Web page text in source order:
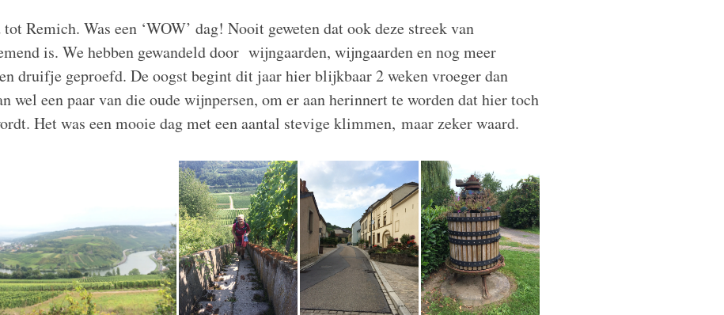
Remich. Was een ‘WOW’ dag! Nooit geweten dat ook deze streek van
is. We hebben gewandeld door wijngaarden, wijngaarden en nog meer
druifje geproefd. De oogst begint dit jaar hier blijkbaar 2 weken vroeger dan
wel een paar van die oude wijnpersen, om er aan herinnert te worden dat hier toch
Het was een mooie dag met een aantal stevige klimmen, maar zekerwaard.